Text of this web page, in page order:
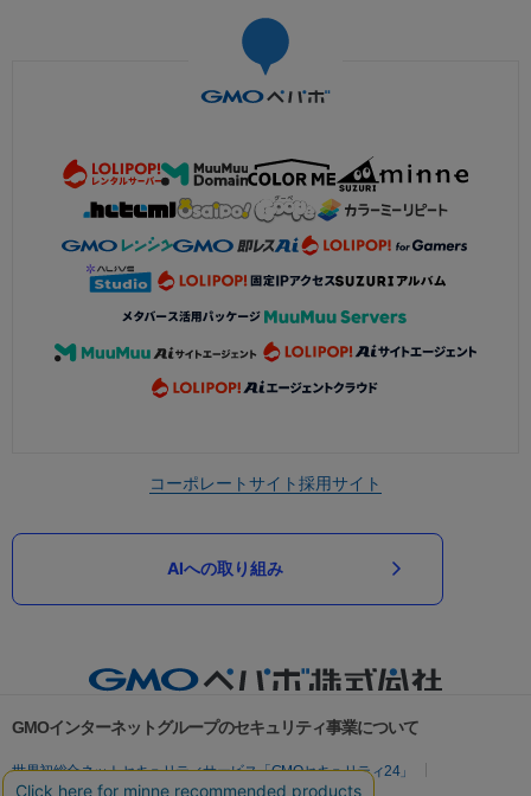
コーポレートサイト採用サイト
AIへの取り組み
GMOインターネットグループのセキュリティ事業について
世界初総合ネットセキュリティサービス「GMOセキュリティ24」